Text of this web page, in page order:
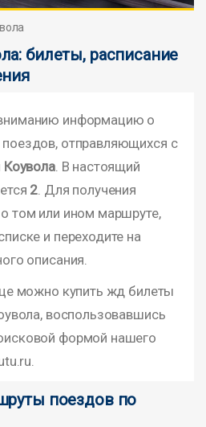
билеты, расписание
информацию о
отправляющихся с
Коувола. В настоящий
2 . Для получения
том или ином маршруте,
и переходите на
описания.
можно купить жд билеты
воспользовавшись
формой нашего
поездов по